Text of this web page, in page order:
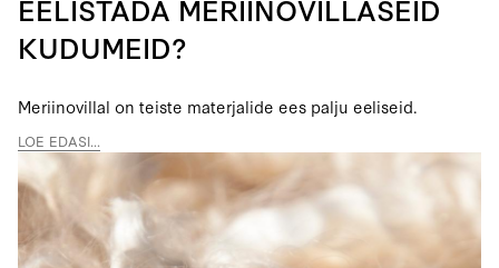
EELISTADA MERIINOVILLASEID
KUDUMEID?
Meriinovillal on teiste materjalide ees palju eeliseid.
LOE EDASI...